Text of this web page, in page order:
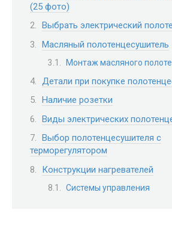
(25 фото)
Выбрать электрический
Масляный полотенцесушитель
Монтаж масляного
Детали при покупке
Наличие розетки
Виды электрических
Выбор полотенцесушителя с
терморегулятором
Конструкции нагревателей
Системы управления